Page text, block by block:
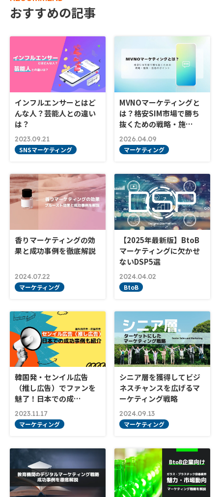
おすすめの記事
インフルエンサーとはど
んな人？芸能人との違い
は？
2023.09.21
SNSマーケティング
MVNOマーケティングと
は？格安SIM市場で勝ち
抜くための戦略・施…
2026.04.09
マーケティング
香りマーケティングの効
果と成功事例を徹底解説
2024.07.22
マーケティング
【2025年最新版】BtoB
マーケティングに欠かせ
ないDSP5選
2024.04.02
BtoB
韓国発・センイル広告
（推し広告）でファンを
魅了！日本での成…
2023.11.17
マーケティング
シニア層を獲得してビジ
ネスチャンスを広げるマ
ーケティング戦略
2024.09.13
マーケティング